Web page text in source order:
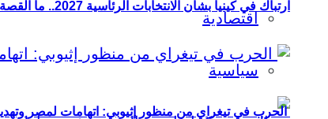
اقتصادية
سياسية
ارتباك في كينيا بشأن الانتخابات الرئاسية 2027.. ما القصة؟
الحرب في تيغراي من منظور إثيوبي: اتهامات لمصر وتهديد